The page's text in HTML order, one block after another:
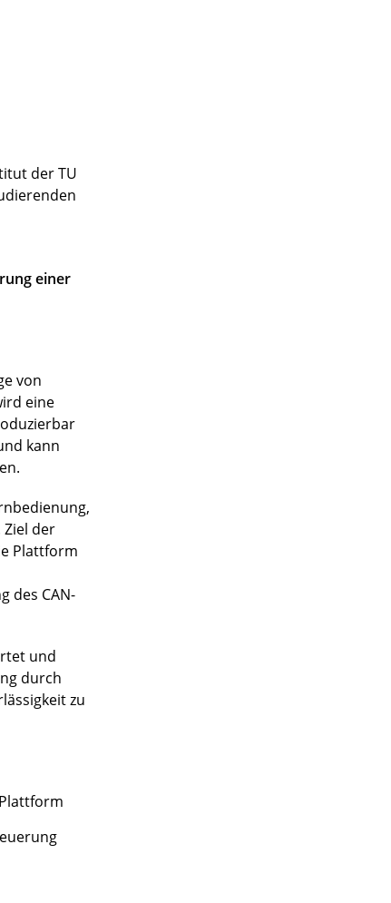
der TU
einer
von
eine
kann
der
Plattform
des CAN-
und
durch
zu